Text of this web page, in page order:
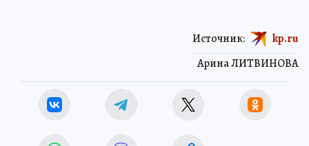
Арина ЛИТВИНОВА
Источник: kp.ru